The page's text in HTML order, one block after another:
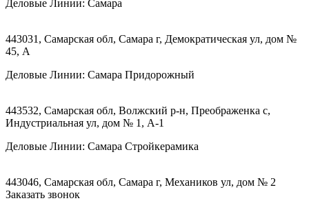
Деловые Линии: Самара
443031, Самарская обл, Самара г, Демократическая ул, дом №
45, А
Деловые Линии: Самара Придорожный
443532, Самарская обл, Волжский р-н, Преображенка с,
Индустриальная ул, дом № 1, А-1
Деловые Линии: Самара Стройкерамика
443046, Самарская обл, Самара г, Механиков ул, дом № 2
Заказать звонок